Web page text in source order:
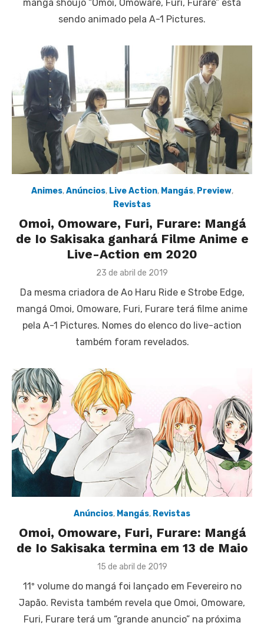
mangá shoujo “Omoi, Omoware, Furi, Furare” está
sendo animado pela A-1 Pictures.
Animes,Anúncios, Live Action, Mangás, Preview,
Revistas
Omoi, Omoware, Furi, Furare: Mangá
de Io Sakisaka ganhará Filme Anime e
Live-Action em 2020
Posted
23 de abril de 2019
Da mesma criadora de Ao Haru Ride e Strobe Edge,
mangá Omoi, Omoware, Furi, Furare terá filme anime
pela A-1 Pictures. Nomes do elenco do live-action
também foram revelados.
Anúncios, Mangás, Revistas
Omoi, Omoware, Furi, Furare: Mangá
de Io Sakisaka termina em 13 de Maio
Posted
15 de abril de 2019
11º volume do mangá foi lançado em Fevereiro no
Japão. Revista também revela que Omoi, Omoware,
Furi, Furare terá um “grande anuncio” na próxima